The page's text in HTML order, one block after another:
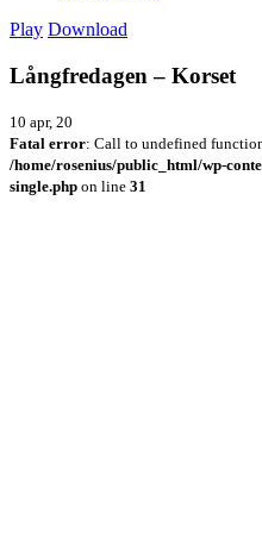
Play Download
Långfredagen – Korset
10 apr, 20
Fatal error: Call to undefined
/home/rosenius/public_html/wp-
single.php on line 31